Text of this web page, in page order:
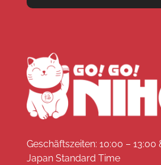
Geschäftszeiten: 10:00 – 13:00
Japan Standard Time